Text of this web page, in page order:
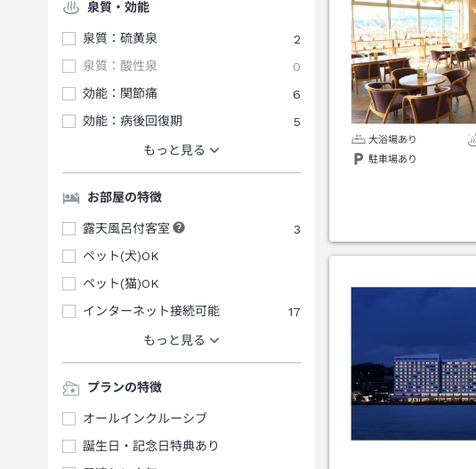
泉質・効能
泉質：硫黄泉
2
泉質：酸性泉
0
効能：関節痛
6
効能：病後回復期
5
もっと見る
お部屋の特徴
露天風呂付客室
3
ペット(犬)OK
ペット(猫)OK
インターネット接続可能
17
もっと見る
プランの特徴
オールインクルーシブ
誕生日・記念日特典あり
大浴場あり
駐車場あり